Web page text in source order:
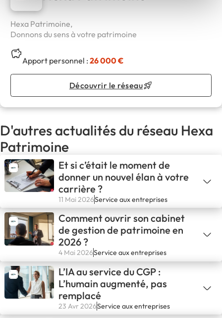
Hexa Patrimoine,
Donnons du sens à votre patrimoine
Apport personnel :26 000 €
Découvrir le réseau
D'autres actualités du réseau Hexa
Patrimoine
Et si c’était le moment de
donner un nouvel élan à votre
carrière ?
11 Mai 2026Service aux entreprises
Comment ouvrir son cabinet
de gestion de patrimoine en
2026 ?
4 Mai 2026Service aux entreprises
L’IA au service du CGP :
L’humain augmenté, pas
remplacé
23 Avr 2026Service aux entreprises